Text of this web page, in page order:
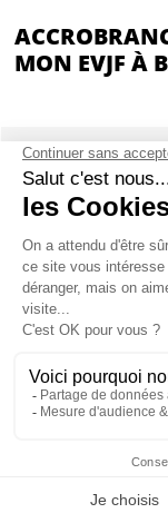
MON EVJF À
CONTENU
L'entrée
Tout
règles de
Il est
transport
Localisation
Mon EVJF à